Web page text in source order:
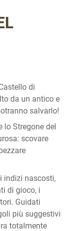
di
da un antico e
salvarlo!
lo Stregone del
scovare
indizi nascosti,
di gioco, i
Guidati
più suggestivi
totalmente